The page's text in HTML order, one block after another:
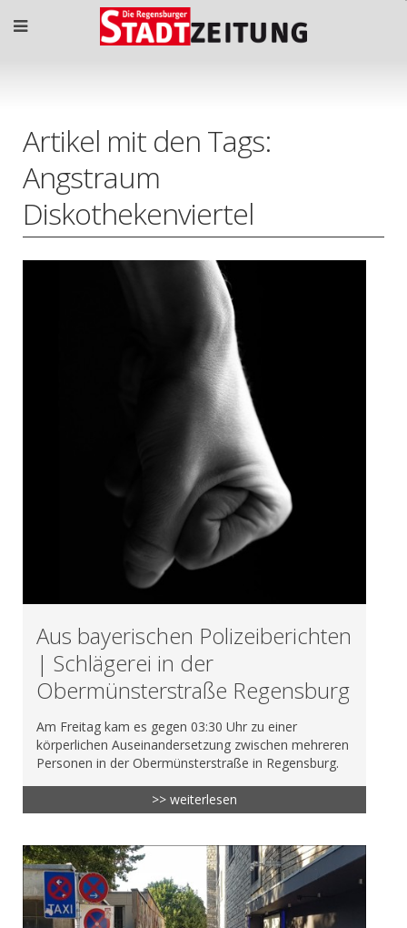
Artikel mit den Tags:
Angstraum
Diskothekenviertel
Aus bayerischen Polizeiberichten
| Schlägerei in der
Obermünsterstraße Regensburg
Am Freitag kam es gegen 03:30 Uhr zu einer
körperlichen Auseinandersetzung zwischen mehreren
Personen in der Obermünsterstraße in Regensburg.
>> weiterlesen